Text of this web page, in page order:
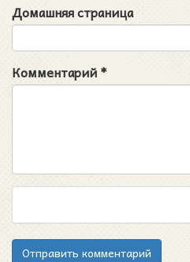
Домашняя страница
Комментарий*
Отправить комментарий